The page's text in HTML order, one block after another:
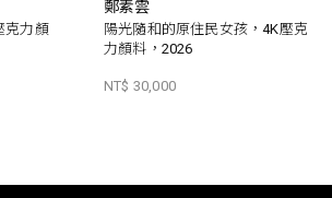
克力顏
鄭素雲
陽光隨和的原住民女孩，4K壓克
力顏料，2026
NT$ 30,000